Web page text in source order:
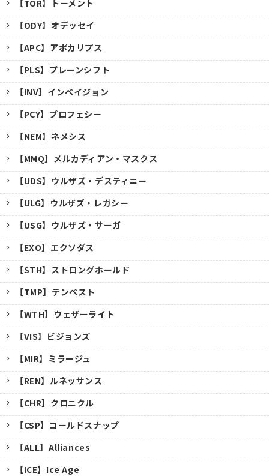
【TOR】トーメント
【ODY】オデッセイ
【APC】アポカリプス
【PLS】プレーンシフト
【INV】インベイジョン
【PCY】プロフェシー
【NEM】ネメシス
【MMQ】メルカディアン・マスクス
【UDS】ウルザズ・デスティニー
【ULG】ウルザズ・レガシー
【USG】ウルザズ・サーガ
【EXO】エクソダス
【STH】ストロングホールド
【TMP】テンペスト
【WTH】ウェザーライト
【VIS】ビジョンズ
【MIR】ミラージュ
【REN】ルネッサンス
【CHR】クロニクル
【CSP】コールドスナップ
【ALL】Alliances
【ICE】Ice Age